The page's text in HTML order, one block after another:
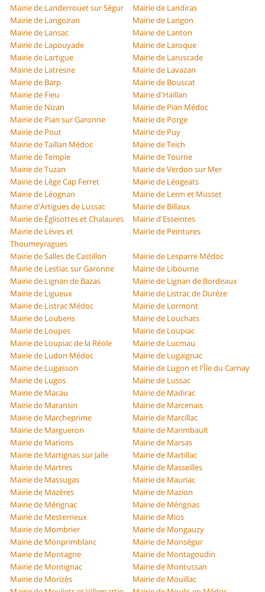
Mairie de Landerrouet sur Ségur
Mairie de Landiras
Mairie de Langoiran
Mairie de Langon
Mairie de Lansac
Mairie de Lanton
Mairie de Lapouyade
Mairie de Laroque
Mairie de Lartigue
Mairie de Laruscade
Mairie de Latresne
Mairie de Lavazan
Mairie de Barp
Mairie de Bouscat
Mairie de Fieu
Mairie d'Haillan
Mairie de Nizan
Mairie de Pian Médoc
Mairie de Pian sur Garonne
Mairie de Porge
Mairie de Pout
Mairie de Puy
Mairie de Taillan Médoc
Mairie de Teich
Mairie de Temple
Mairie de Tourne
Mairie de Tuzan
Mairie de Verdon sur Mer
Mairie de Lège Cap Ferret
Mairie de Léogeats
Mairie de Léognan
Mairie de Lerm et Musset
Mairie d'Artigues de Lussac
Mairie de Billaux
Mairie de Églisottes et Chalaures
Mairie d'Esseintes
Mairie de Lèves et
Thoumeyragues
Mairie de Peintures
Mairie de Salles de Castillon
Mairie de Lesparre Médoc
Mairie de Lestiac sur Garonne
Mairie de Libourne
Mairie de Lignan de Bazas
Mairie de Lignan de Bordeaux
Mairie de Ligueux
Mairie de Listrac de Durèze
Mairie de Listrac Médoc
Mairie de Lormont
Mairie de Loubens
Mairie de Louchats
Mairie de Loupes
Mairie de Loupiac
Mairie de Loupiac de la Réole
Mairie de Lucmau
Mairie de Ludon Médoc
Mairie de Lugaignac
Mairie de Lugasson
Mairie de Lugon et l'Île du Carnay
Mairie de Lugos
Mairie de Lussac
Mairie de Macau
Mairie de Madirac
Mairie de Maransin
Mairie de Marcenais
Mairie de Marcheprime
Mairie de Marcillac
Mairie de Margueron
Mairie de Marimbault
Mairie de Marions
Mairie de Marsas
Mairie de Martignas sur Jalle
Mairie de Martillac
Mairie de Martres
Mairie de Masseilles
Mairie de Massugas
Mairie de Mauriac
Mairie de Mazères
Mairie de Mazion
Mairie de Mérignac
Mairie de Mérignas
Mairie de Mesterrieux
Mairie de Mios
Mairie de Mombrier
Mairie de Mongauzy
Mairie de Monprimblanc
Mairie de Monségur
Mairie de Montagne
Mairie de Montagoudin
Mairie de Montignac
Mairie de Montussan
Mairie de Morizès
Mairie de Mouillac